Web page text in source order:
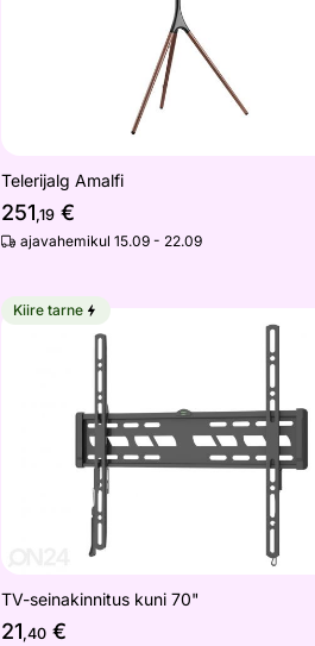
Telerijalg Amalfi
251,19 €
ajavahemikul 15.09 - 22.09
TV-seinakinnitus kuni 70"
Kiire tarne
TV-seinakinnitus kuni 70"
21,40 €